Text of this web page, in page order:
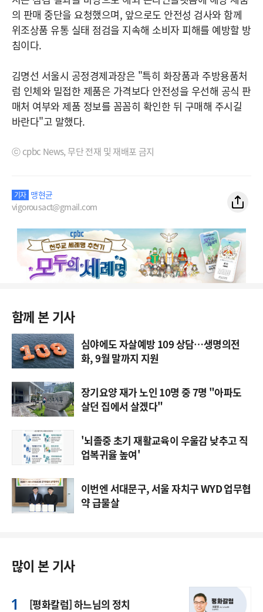
의 판매 중단을 요청했으며, 앞으로도 안전성 검사와 함께
위조상품 유통 실태 점검을 지속해 소비자 피해를 예방할 방
침이다.
김명선 서울시 공정경제과장은 "특히 화장품과 주방용품처
럼 인체와 밀접한 제품은 가격보다 안전성을 우선해 공식 판
매처 여부와 제품 정보를 꼼꼼히 확인한 뒤 구매해 주시길
바란다"고 말했다.
ⓒ cpbc News, 무단 전재 및 재배포 금지
기자 맹현균
vigorousact@gmail.com
함께 본 기사
심야에도 자살예방 109 상담…생명의전
화, 9월 말까지 지원
장기요양 재가 노인 10명 중 7명 "아파도
살던 집에서 살겠다"
'뇌졸중 초기 재활교육이 우울감 낮추고 직
업복귀율 높여'
이번엔 서대문구, 서울 자치구 WYD 업무협
약 급물살
많이 본 기사
[평화칼럼] 하느님의 정치